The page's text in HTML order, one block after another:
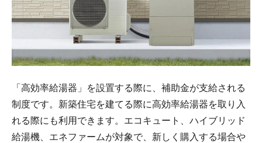
「高効率給湯器」を設置する際に、補助金が支給される
制度です。新築住宅を建てる際に高効率給湯器を取り入
れる際にも利用できます。エコキュート、ハイブリッド
給湯機、エネファームが対象で、新しく購入する場合や